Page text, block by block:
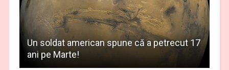
Un soldat american spune că a petrecut 17
ani pe Marte!